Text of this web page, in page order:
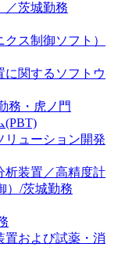
／茨城勤務
ス制御ソフト）
に関するソフトウ
務・虎ノ門
(PBT)
リューション開発
析装置／高精度計
）/茨城勤務
置および試薬・消